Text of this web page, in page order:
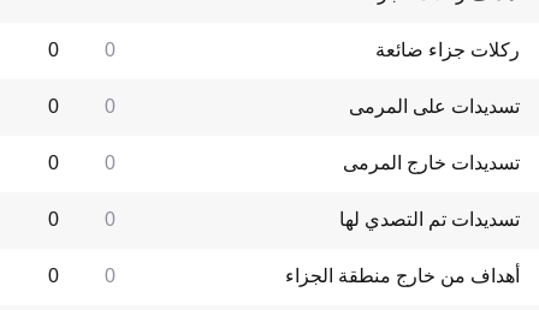
ركلات جزاء ضائعة 0
0
تسديدات على المرمى 0
0
تسديدات خارج المرمى 0
0
تسديدات تم التصدي لها 0
0
أهداف من خارج منطقة الجزاء 0
0